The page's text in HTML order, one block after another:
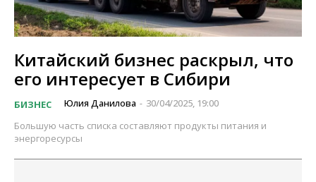
Китайский бизнес раскрыл, что
его интересует в Сибири
БИЗНЕС Юлия Данилова - 30/04/2025, 19:00
Большую часть списка составляют продукты питания и
энергоресурсы